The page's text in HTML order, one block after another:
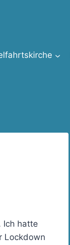
Ich hatte
Lockdown